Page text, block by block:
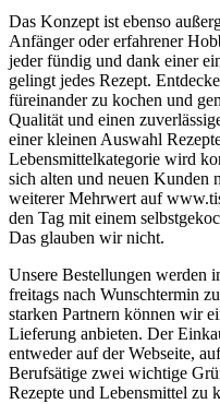
Das Konzept ist ebenso
Anfänger oder erfahrener
jeder fündig und dank einer
gelingt jedes Rezept.
füreinander zu kochen und
Qualität und einen
einer kleinen Auswahl
Lebensmittelkategorie wird
sich alten und neuen Kunden
weiterer Mehrwert auf
den Tag mit einem
Das glauben wir nicht.
Unsere Bestellungen werden
freitags nach Wunschtermin
starken Partnern können wir
Lieferung anbieten. Der
entweder auf der Webseite,
Berufsätige zwei wichtige
Rezepte und Lebensmittel zu